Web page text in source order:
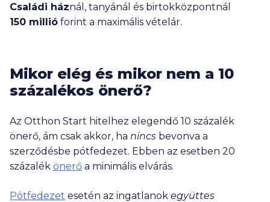
Családi háznál, tanyánál és birtokközpontnál
150 millió forint a maximális vételár.
Mikor elég és mikor nem a 10
százalékos önerő?
Az Otthon Start hitelhez elegendő 10 százalék
önerő, ám csak akkor, ha nincs bevonva a
szerződésbe pótfedezet. Ebben az esetben 20
százalék önerő a minimális elvárás.
Pótfedezet esetén az ingatlanok együttes